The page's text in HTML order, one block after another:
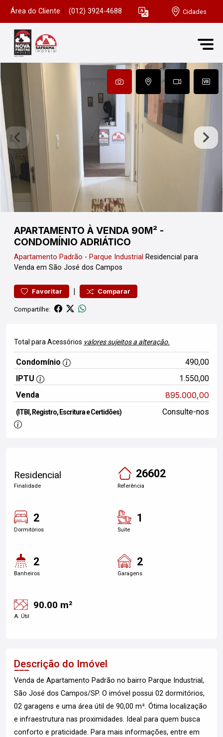
Área do Cliente (012) 3924-4688 Cidades
APARTAMENTO À VENDA 90M² -
CONDOMÍNIO ADRIÁTICO
Apartamento Padrão - Parque Industrial Residencial para
Venda em São José dos Campos
Favoritar | Comparar
Compartilhe:
Total para Acessórios valores sujeitos a alteração.
Condomínio
490,00
IPTU
1.550,00
Venda
895.000,00
(ITBI, Registro, Escritura e Certidões) Consulte-nos
Residencial
Finalidade
26602
Referência
2
Dormitórios
1
Suite
2
Banheiros
2
Garagens
90.00 m²
A. Útil
Descrição do Imóvel
Venda de Apartamento Padrão no bairro Parque Industrial,
São José dos Campos/SP. O imóvel possui 02 dormitórios,
02 garagens e uma área útil de 90,00 m². Ótima localização
e infraestrutura nas proximidades. Ideal para quem busca
conforto e praticidade. Para mais informações, entre em